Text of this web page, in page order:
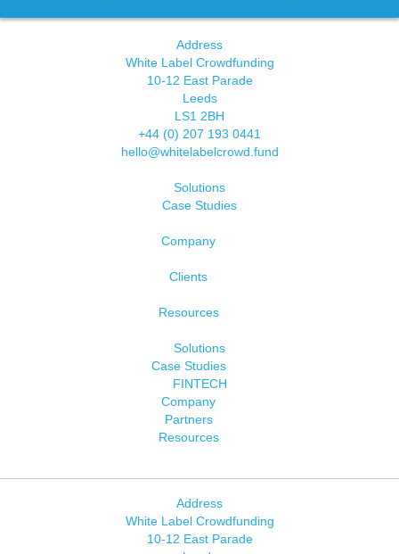
Address
White Label Crowdfunding
10-12 East Parade
Leeds
LS1 2BH
+44 (0) 207 193 0441
hello@whitelabelcrowd.fund
Solutions
Case Studies
Company
Clients
Resources
Solutions
Case Studies
FINTECH
Company
Partners
Resources
Address
White Label Crowdfunding
10-12 East Parade